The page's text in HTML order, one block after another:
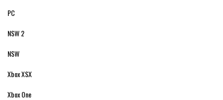
PC
NSW 2
NSW
Xbox XSX
Xbox One